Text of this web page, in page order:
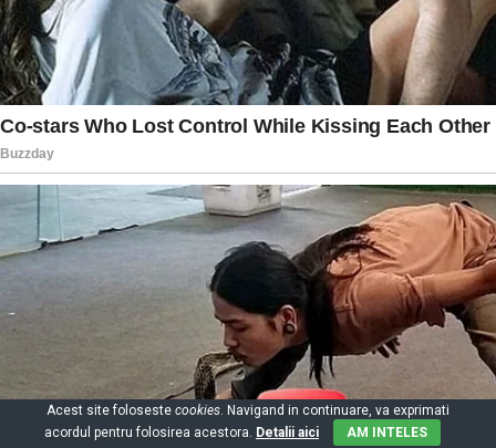
Acest site foloseste cookies. Navigand in continuare, va exprimati
acordul pentru folosirea acestora. Detalii aici AM INTELES